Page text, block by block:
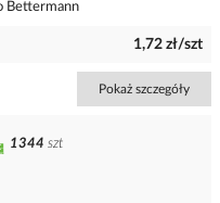
Bettermann
1,72 zł/szt
Pokaż szczegóły
1344 szt